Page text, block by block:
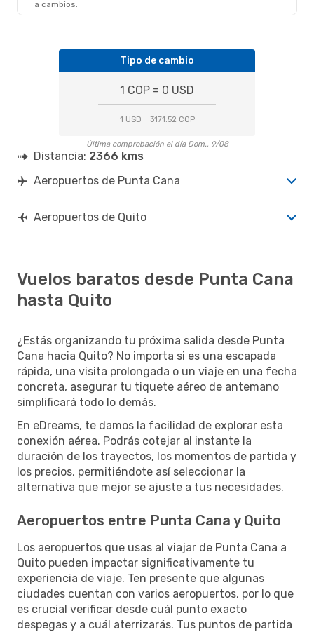
a cambios.
Tipo de cambio
1 COP = 0 USD
1 USD = 3171.52 COP
Última comprobación el día Dom., 9/08
Distancia: 2366 kms
Aeropuertos de Punta Cana
Aeropuertos de Quito
Vuelos baratos desde Punta Cana
hasta Quito
¿Estás organizando tu próxima salida desde Punta
Cana hacia Quito? No importa si es una escapada
rápida, una visita prolongada o un viaje en una fecha
concreta, asegurar tu tiquete aéreo de antemano
simplificará todo lo demás.
En eDreams, te damos la facilidad de explorar esta
conexión aérea. Podrás cotejar al instante la
duración de los trayectos, los momentos de partida y
los precios, permitiéndote así seleccionar la
alternativa que mejor se ajuste a tus necesidades.
Aeropuertos entre Punta Cana y Quito
Los aeropuertos que usas al viajar de Punta Cana a
Quito pueden impactar significativamente tu
experiencia de viaje. Ten presente que algunas
ciudades cuentan con varios aeropuertos, por lo que
es crucial verificar desde cuál punto exacto
despegas y a cuál aterrizarás. Tus puntos de partida